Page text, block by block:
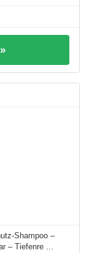
Shampoo –
– Tiefenre ...